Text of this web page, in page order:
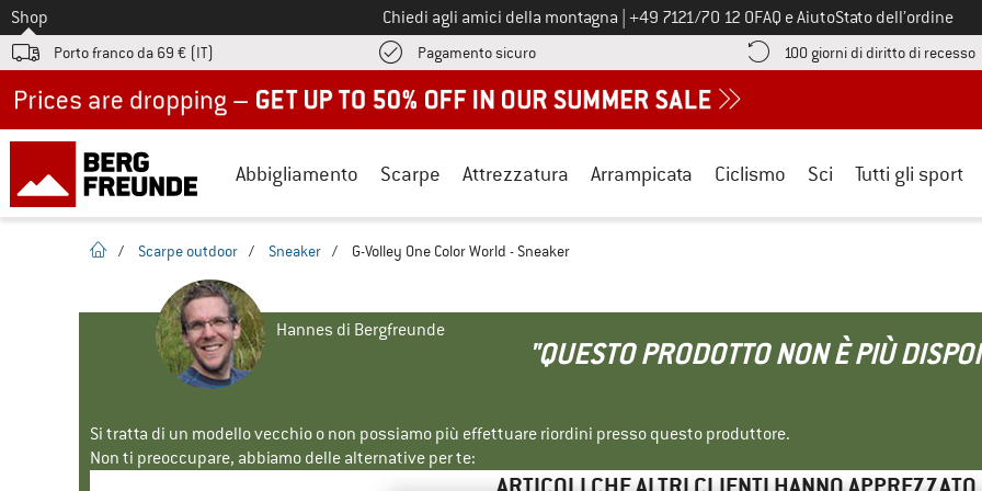
Allo
Shop Chiedi agli amici della montagna Chiamaci al numero
+49 7121/70 12 0FAQ e AiutoStato dell’ordine
Porto franco da 69 € (IT) Pagamento sicuroQui trovi le informazioni di pagamento! Si apre in una casella
100 giorni di diritto di recesso
Abbigliamento Scarpe Attrezzatura Arrampicata Ciclismo Sci Tutti gli sport
pagina iniziale
/ Scarpe outdoor / Sneaker / G-Volley One Color World - Sneaker
Hannes di Bergfreunde
"QUESTO PRODOTTO NON È PIÙ
Si tratta di un modello vecchio o non possiamo più effettuare riordini presso questo produttore.
Non ti preoccupare, abbiamo delle alternative per te: